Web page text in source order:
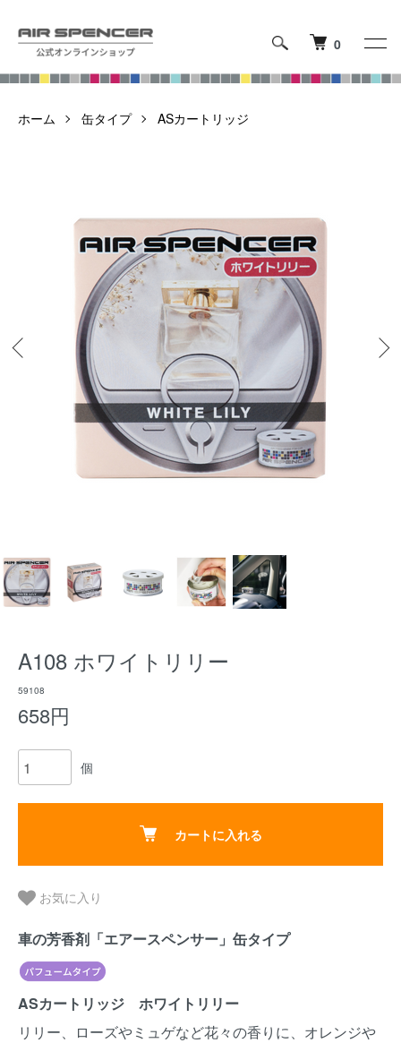
0
ホーム 缶タイプ ASカートリッジ
A108 ホワイトリリー
59108
658円
個
カートに入れる
お気に入り
車の芳香剤「エアースペンサー」缶タイプ
ASカートリッジ ホワイトリリー
リリー、ローズやミュゲなど花々の香りに、オレンジや